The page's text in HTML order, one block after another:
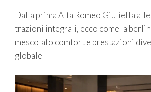
Dalla prima Alfa Romeo Giulietta
trazioni integrali, ecco come la
mescolato comfort e prestazioni
globale